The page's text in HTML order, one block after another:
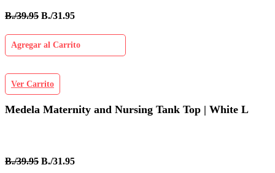
B./39.95 B./31.95
Agregar al Carrito
Ver Carrito
Medela Maternity and Nursing Tank Top | White L
B./39.95 B./31.95